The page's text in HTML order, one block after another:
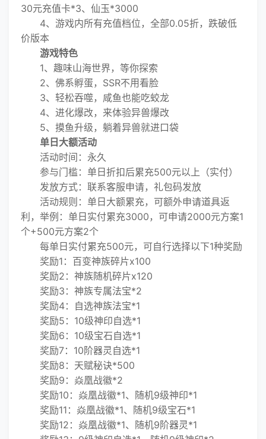
30元充值卡*3、仙玉*3000
4、游戏内所有充值档位，全部0.05折，跌破低
价版本
游戏特色
1、趣味山海世界，等你探索
2、佛系孵蛋，SSR不用看脸
3、轻松吞噬，咸鱼也能吃蛟龙
4、进化爆改，来体验异兽爆改
5、摸鱼升级，躺着异兽就进口袋
单日大额活动
活动时间：永久
参与门槛：单日折扣后累充500元以上（实付）
发放方式：联系客服申请，礼包码发放
活动规则：单日大额累充，可额外申请道具返
利，举例：单日实付累充3000，可申请2000元方案1
个+500元方案2个
每单日实付累充500元，可自行选择以下1种奖励
奖励1：百变神族碎片x100
奖励2：神族随机碎片x120
奖励3：神族专属法宝*2
奖励4：自选神族法宝*1
奖励5：10级神印自选*1
奖励6：10级宝石自选*1
奖励7：10阶器灵自选*1
奖励8：天赋秘诀*500
奖励9：焱凰战徽*2
奖励10：焱凰战徽*1、随机9级神印*1
奖励11：焱凰战徽*1、随机9级宝石*1
奖励12：焱凰战徽*1、随机9阶器灵*1